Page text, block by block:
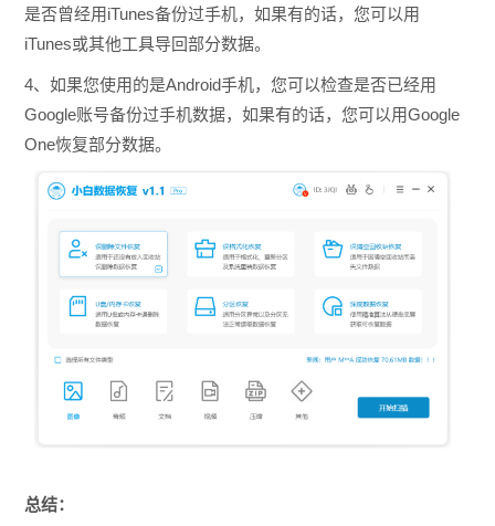
是否曾经用iTunes备份过手机，如果有的话，您可以用
iTunes或其他工具导回部分数据。
4、如果您使用的是Android手机，您可以检查是否已经用
Google账号备份过手机数据，如果有的话，您可以用Google
One恢复部分数据。
总结：